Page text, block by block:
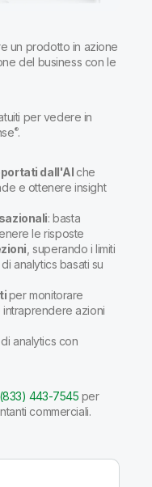
un prodotto in azione
del business con le
per vedere in
®.
dall'AI che
e ottenere insight
: basta
le risposte
, superando i limiti
analytics basati su
per monitorare
azioni
di analytics con
443-7545 per
commerciali.